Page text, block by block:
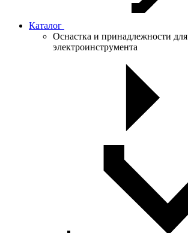
Каталог
Оснастка и принадлежности для
электроинструмента